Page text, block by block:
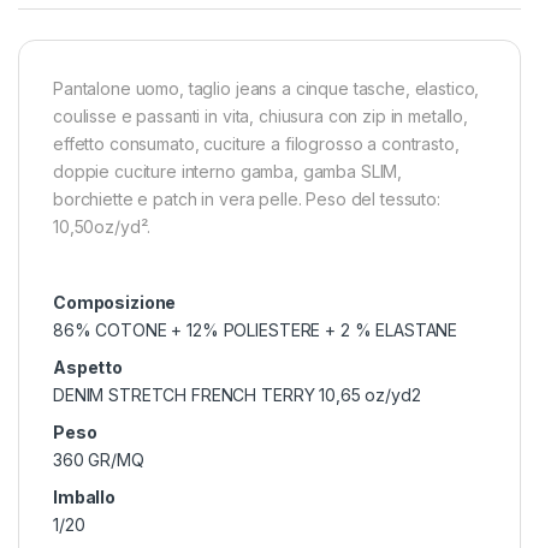
Pantalone uomo, taglio jeans a cinque tasche, elastico,
coulisse e passanti in vita, chiusura con zip in metallo,
effetto consumato, cuciture a filogrosso a contrasto,
doppie cuciture interno gamba, gamba SLIM,
borchiette e patch in vera pelle. Peso del tessuto:
10,50oz/yd².
Composizione
86% COTONE + 12% POLIESTERE + 2 % ELASTANE
Aspetto
DENIM STRETCH FRENCH TERRY 10,65 oz/yd2
Peso
360 GR/MQ
Imballo
1/20